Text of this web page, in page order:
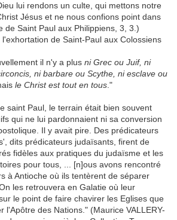
lui rendons un culte, qui mettons notre
Jésus et ne nous confions point dans
de Saint Paul aux Philippiens, 3, 3.)
de Saint-Paul aux Colossiens
il n'y a plus ni Grec ou Juif, ni
ni barbare ou Scythe, ni esclave ou
le Christ est tout en tous ."
saint Paul, le terrain était bien souvent
qui ne lui pardonnaient ni sa conversion
Il y avait pire. Des prédicateurs
dits prédicateurs judaïsants, firent de
fidèles aux pratiques du judaïsme et les
pour tous, ... [n]ous avons rencontré
à Antioche où ils tentèrent de séparer
les retrouvera en Galatie où leur
le point de faire chavirer les Eglises que
l'Apôtre des Nations." (Maurice VALLERY-